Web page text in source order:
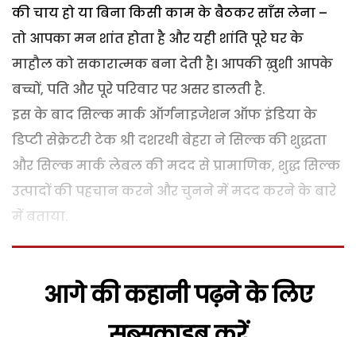
की चाय हो या बिना किसी काम के बैठकर साँस लेना –
तो आपका मन शांत होता है और यही शांति पूरे घर के
माहौल को सकारात्मक बना देती है। आपकी ख़ुशी आपके
बच्चों, पति और पूरे परिवार पर असर डालती है.
इस के बाद सिल्क मार्क ऑर्गनाइजेशन ऑफ इंडिया के
डिप्टी सेक्रेटरी टेक श्री दशरथी बेहरा ने सिल्क की शुद्धता
और सिल्क मार्क लेबल की मदद से प्रामाणिक, शुद्ध सिल्क
उत्पादों की पहचान करने और चुनने में मदद करने के बारे
में बताया.
आगे की कहानी पढ़ने के लिए